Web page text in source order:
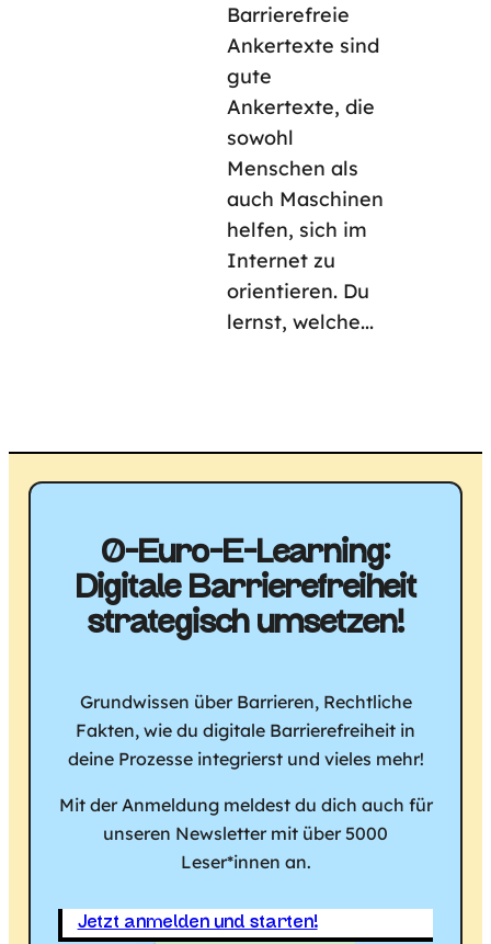
Barrierefreie
Ankertexte sind
gute
Ankertexte, die
sowohl
Menschen als
auch Maschinen
helfen, sich im
Internet zu
orientieren. Du
lernst, welche...
0-Euro-E-Learning:
Digitale Barriere­freiheit
strategisch umsetzen!
Grundwissen über Barrieren, Rechtliche
Fakten, wie du digitale Barrierefreiheit in
deine Prozesse integrierst und vieles mehr!
Mit der Anmeldung meldest du dich auch für
unseren Newsletter mit über 5000
Leser*innen an.
Jetzt anmelden und starten!